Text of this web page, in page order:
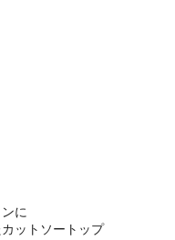
に
ットソートップ